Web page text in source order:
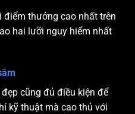
điểm thưởng cao nhất trên
hai lưỡi nguy hiểm nhất
cũng đủ điều kiện để
kỹ thuật mà cao thủ với